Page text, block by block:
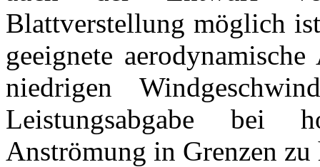
Blattverstellung möglich
geeignete
niedrigen
Leistungsabgabe bei
Anströmung in Grenzen